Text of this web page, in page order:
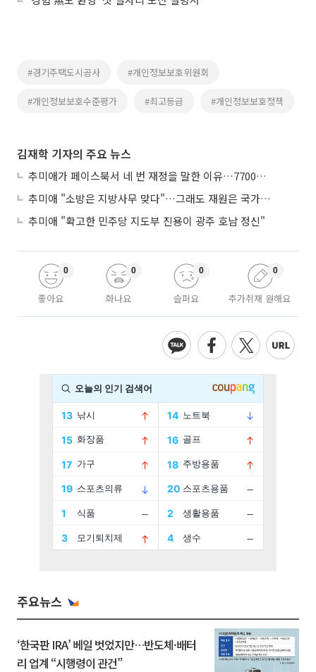
#경기주택도시공사 #개인정보보호위원회
#개인정보보호수준평가 #최고등급 #개인정보보호정책
김재학 기자의 주요 뉴스
추미애가 페이스북서 네 번 재정을 말한 이유…7700억 추경 열쇠는 도의회에
추미애 "소방은 지방사무 맞다"…그래도 재원은 국가가 나눠야
추미애 "확고한 민주당 지도부 진용이 광주 호남 정신"
좋아요
0
화나요
0
슬퍼요
0
추가취재 원해요
0
주요뉴스
‘한국판 IRA’ 베일 벗었지만…반도체·배터
리 업계 “시행령이 관건”